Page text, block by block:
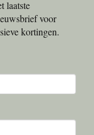
laatste
voor
kortingen.